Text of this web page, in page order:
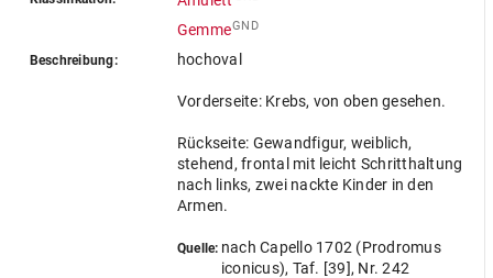
GemmeGND
Beschreibung: hochoval
Vorderseite: Krebs, von oben gesehen.
Rückseite: Gewandfigur, weiblich,
stehend, frontal mit leicht Schritthaltung
nach links, zwei nackte Kinder in den
Armen.
Quelle: nach Capello 1702 (Prodromus
iconicus), Taf. [39], Nr. 242